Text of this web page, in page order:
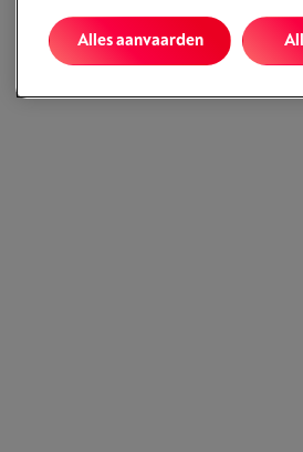
Alles aanvaarden